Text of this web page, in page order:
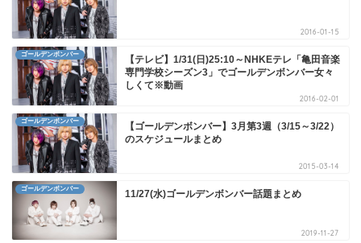
2016-01-15
ゴールデンボンバー
【テレビ】1/31(日)25:10～NHKEテレ「亀田音楽
専門学校シーズン3」でゴールデンボンバー女々
しくて※動画
2016-02-01
ゴールデンボンバー
【ゴールデンボンバー】3月第3週（3/15～3/22）
のスケジュールまとめ
2015-03-14
ゴールデンボンバー 11/27(水)ゴールデンボンバー話題まとめ
2019-11-27